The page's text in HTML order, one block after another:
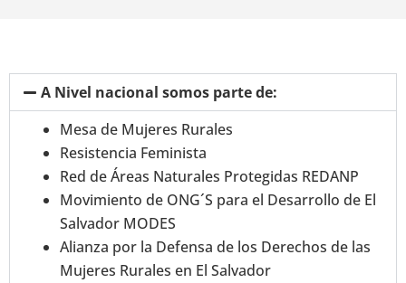
A Nivel nacional somos parte de:
Mesa de Mujeres Rurales
Resistencia Feminista
Red de Áreas Naturales Protegidas REDANP
Movimiento de ONG´S para el Desarrollo de El
Salvador MODES
Alianza por la Defensa de los Derechos de las
Mujeres Rurales en El Salvador